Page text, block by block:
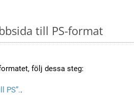
till PS-format
följ dessa steg:
PS”..